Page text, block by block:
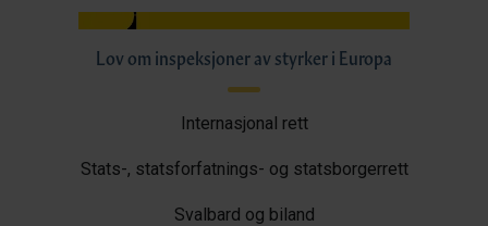
Lov om inspeksjoner av styrker i Europa
Internasjonal rett
Stats-, statsforfatnings- og statsborgerrett
Svalbard og biland